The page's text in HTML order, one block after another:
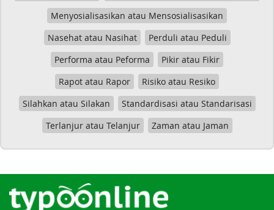
Menyosialisasikan atau Mensosialisasikan
Nasehat atau Nasihat
Perduli atau Peduli
Performa atau Peforma
Pikir atau Fikir
Rapot atau Rapor
Risiko atau Resiko
Silahkan atau Silakan
Standardisasi atau Standarisasi
Terlanjur atau Telanjur
Zaman atau Jaman